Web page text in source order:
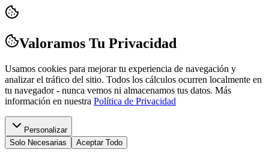
Valoramos Tu Privacidad
Usamos cookies para mejorar tu experiencia de navegación y
analizar el tráfico del sitio. Todos los cálculos ocurren localmente en
tu navegador - nunca vemos ni almacenamos tus datos. Más
información en nuestra Política de Privacidad
Personalizar
Solo Necesarias
Aceptar Todo